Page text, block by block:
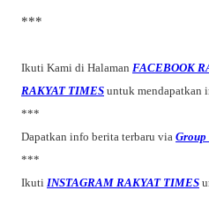
***
Ikuti Kami di Halaman FACEBOOK
RAKYAT TIMES untuk mendapatkan
***
Dapatkan info berita terbaru via Group
***
Ikuti INSTAGRAM RAKYAT TIMES